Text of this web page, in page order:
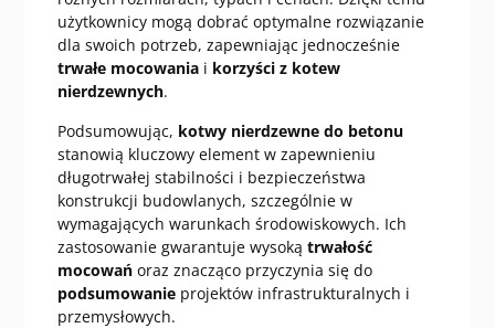
użytkownicy mogą dobrać optymalne rozwiązanie
dla swoich potrzeb, zapewniając jednocześnie
trwałe mocowaniai korzyści z kotew
nierdzewnych.
Podsumowując, kotwy nierdzewne do betonu
stanowią kluczowy element w zapewnieniu
długotrwałej stabilności i bezpieczeństwa
konstrukcji budowlanych, szczególnie w
wymagających warunkach środowiskowych. Ich
zastosowanie gwarantuje wysoką trwałość
mocowańoraz znacząco przyczynia się do
podsumowanieprojektów infrastrukturalnych i
przemysłowych.